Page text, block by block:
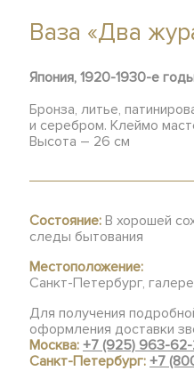
Ваза «Два
Япония, 1920-1930-е
Бронза, литье,
и серебром. Клеймо
Высота – 26 см
Состояние: В хорошей
следы бытования
Местоположение:
Санкт-Петербург,
Для получения
оформления доставки
Москва:+7 (925) 963-62-
Санкт-Петербург:+7